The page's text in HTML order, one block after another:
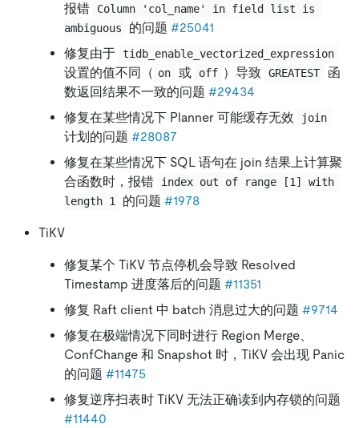
报错
Column 'col_name' in field list is
ambiguous
的问题#25041
修复由于 tidb_enable_vectorized_expression
设置的值不同（ on 或 off ）导致 GREATEST
函
数返回结果不一致的问题 #29434
修复在某些情况下 Planner 可能缓存无效
join
计划的问题 #28087
修复在某些情况下 SQL 语句在 join 结果上计算聚
合函数时，报错
index out of range [1] with
length 1
的问题#1978
TiKV
修复某个 TiKV 节点停机会导致 Resolved
Timestamp 进度落后的问题 #11351
修复 Raft client 中 batch 消息过大的问题 #9714
修复在极端情况下同时进行 Region Merge、
ConfChange 和 Snapshot 时，TiKV 会出现 Panic
的问题 #11475
修复逆序扫表时 TiKV 无法正确读到内存锁的问题
#11440